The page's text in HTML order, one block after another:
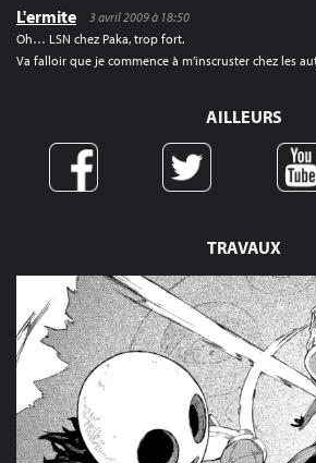
TRAVAUX
L'ermite
3 avril 2009 à 18:50
Oh… LSN chez Paka, trop fort.
Va falloir que je commence à m’inscruster chez les
AILLEURS